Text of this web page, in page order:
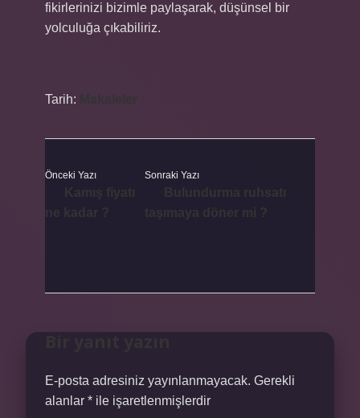
fikirlerinizi bizimle paylaşarak, düşünsel bir
yolculuğa çıkabiliriz.
Tarih:
Önceki Yazı Sonraki Yazı
E-posta adresiniz yayınlanmayacak. Gerekli
alanlar * ile işaretlenmişlerdir